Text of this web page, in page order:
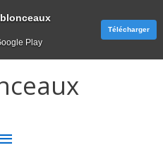
Play
Télécharger